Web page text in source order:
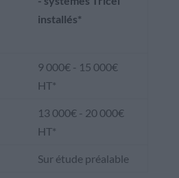
installés*
9 000€ - 15 000€
HT*
13 000€ - 20 000€
HT*
Sur étude préalable